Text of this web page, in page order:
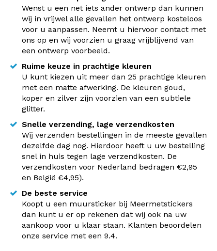
Wenst u een net iets ander ontwerp dan kunnen
wij in vrijwel alle gevallen het ontwerp kosteloos
voor u aanpassen. Neemt u hiervoor contact met
ons op en wij voorzien u graag vrijblijvend van
een ontwerp voorbeeld.
Ruime keuze in prachtige kleuren
U kunt kiezen uit meer dan 25 prachtige kleuren
met een matte afwerking. De kleuren goud,
koper en zilver zijn voorzien van een subtiele
glitter.
Snelle verzending, lage verzendkosten
Wij verzenden bestellingen in de meeste gevallen
dezelfde dag nog. Hierdoor heeft u uw bestelling
snel in huis tegen lage verzendkosten. De
verzendkosten voor Nederland bedragen €2,95
en België €4,95).
De beste service
Koopt u een muursticker bij Meermetstickers
dan kunt u er op rekenen dat wij ook na uw
aankoop voor u klaar staan. Klanten beoordelen
onze service met een 9.4.